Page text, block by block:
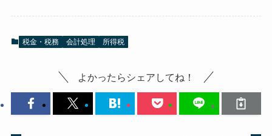
税金・税務 会計処理 所得税
よかったらシェアしてね！